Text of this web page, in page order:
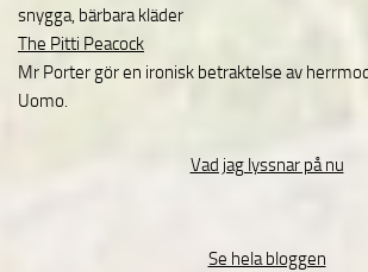
snygga, bärbara kläder
The Pitti Peacock
Mr Porter gör en ironisk betraktelse av
Uomo.
Vad jag lyssnar på nu
Se hela bloggen